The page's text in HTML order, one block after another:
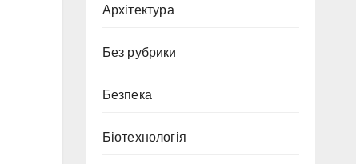
Архітектура
Без рубрики
Безпека
Біотехнологія